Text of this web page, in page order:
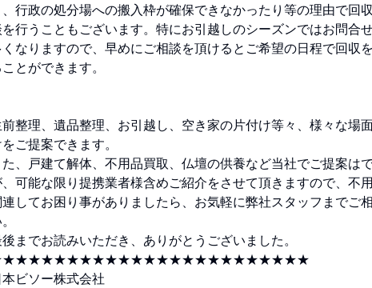
、行政の処分場への搬入枠が確保できなかったり等の理由で回
行うこともございます。特にお引越しのシーズンではお問合
くなりますので、早めにご相談を頂けるとご希望の日程で回収
ことができます。
整理、遺品整理、お引越し、空き家の片付け等々、様々な場
ご提案できます。
た、戸建て解体、不用品買取、仏壇の供養など当社でご提案は
、可能な限り提携業者様含めご紹介をさせて頂きますので、不
してお困り事がありましたら、お気軽に弊社スタッフまでご
までお読みいただき、ありがとうございました。
本ビソー株式会社